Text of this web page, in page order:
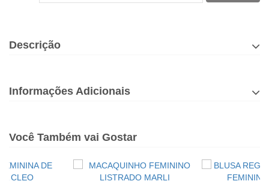
Descrição
Informações Adicionais
Você Também vai Gostar